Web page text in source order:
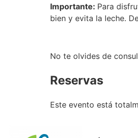
Importante: Para
bien y evita la leche.
No te olvides de
Reservas
Este evento está